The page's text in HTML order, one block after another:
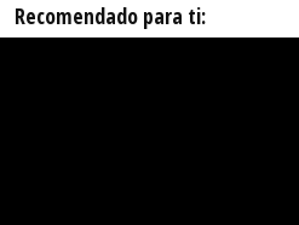
Recomendado para ti: